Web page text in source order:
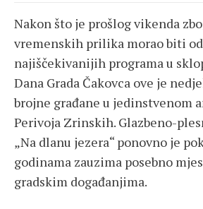
Nakon što je prošlog vikenda
vremenskih prilika morao biti
najiščekivanijih programa u
Dana Grada Čakovca ove je
brojne građane u jedinstvenom
Perivoja Zrinskih. Glazbeno-
„Na dlanu jezera“ ponovno je
godinama zauzima posebno
gradskim događanjima.